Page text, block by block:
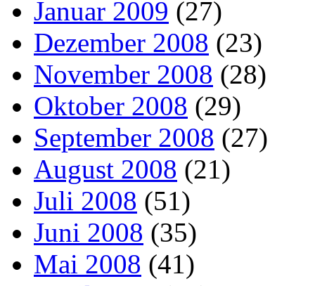
Januar 2009 (27)
Dezember 2008 (23)
November 2008 (28)
Oktober 2008 (29)
September 2008 (27)
August 2008 (21)
Juli 2008 (51)
Juni 2008 (35)
Mai 2008 (41)